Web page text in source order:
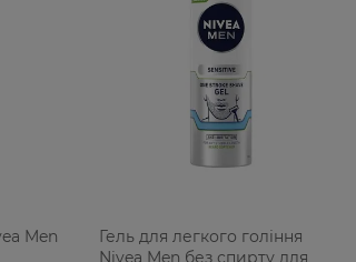
Men
Гель для легкого гоління
Nivea Men без спирту для